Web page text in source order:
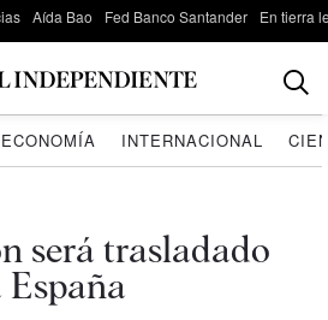
Aída Bao Fed Banco Santander En tierra
ECONOMÍA INTERNACIONAL
será trasladado